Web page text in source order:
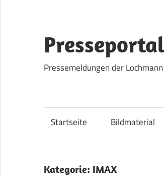
springen
Presseportal
Pressemeldungen der
Startseite Bildmaterial
Kategorie: IMAX